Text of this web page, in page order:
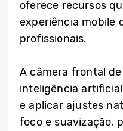
oferece recursos
experiência mobile
profissionais.
A câmera frontal
inteligência
e aplicar ajustes
foco e suavização,